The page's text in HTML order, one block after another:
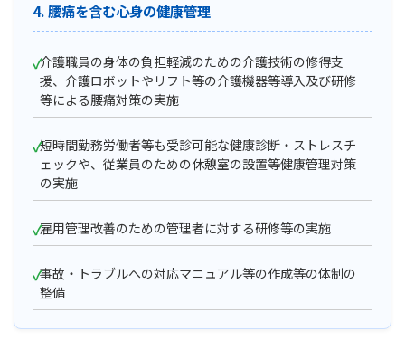
4. 腰痛を含む心身の健康管理
介護職員の身体の負担軽減のための介護技術の修得支
援、介護ロボットやリフト等の介護機器等導入及び研修
等による腰痛対策の実施
短時間勤務労働者等も受診可能な健康診断・ストレスチ
ェックや、従業員のための休憩室の設置等健康管理対策
の実施
雇用管理改善のための管理者に対する研修等の実施
事故・トラブルへの対応マニュアル等の作成等の体制の
整備